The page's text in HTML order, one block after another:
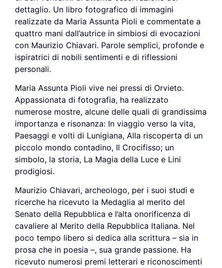
dettaglio. Un libro fotografico di immagini
realizzate da Maria Assunta Pioli e commentate a
quattro mani dall’autrice in simbiosi di evocazioni
con Maurizio Chiavari. Parole semplici, profonde e
ispiratrici di nobili sentimenti e di riflessioni
personali.
Maria Assunta Pioli vive nei pressi di Orvieto.
Appassionata di fotografia, ha realizzato
numerose mostre, alcune delle quali di grandissima
importanza e risonanza: In viaggio verso la vita,
Paesaggi e volti di Lunigiana, Alla riscoperta di un
piccolo mondo contadino, Il Crocifisso; un
simbolo, la storia, La Magia della Luce e Lini
prodigiosi.
Maurizio Chiavari, archeologo, per i suoi studi e
ricerche ha ricevuto la Medaglia al merito del
Senato della Repubblica e l’alta onorificenza di
cavaliere al Merito della Repubblica Italiana. Nel
poco tempo libero si dedica alla scrittura – sia in
prosa che in poesia –, sua grande passione. Ha
ricevuto numerosi premi letterari e riconoscimenti